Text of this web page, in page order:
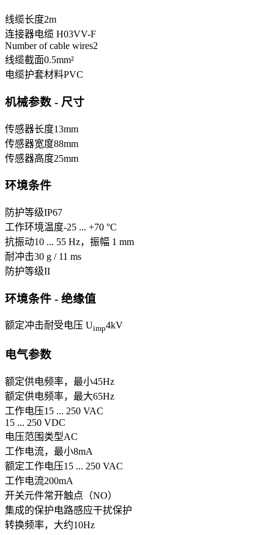
线缆长度2m
连接器电缆 H03VV-F
Number of cable wires2
线缆截面0.5mm²
电缆护套材料PVC
机械参数 - 尺寸
传感器长度13mm
传感器宽度88mm
传感器高度25mm
环境条件
防护等级IP67
工作环境温度-25 ... +70 °C
抗振动10 ... 55 Hz，振幅 1 mm
耐冲击30 g / 11 ms
防护等级II
环境条件 - 绝缘值
额定冲击耐受电压 Uimp4kV
电气参数
额定供电频率，最小45Hz
额定供电频率，最大65Hz
工作电压15 ... 250 VAC
15 ... 250 VDC
电压范围类型AC
工作电流，最小8mA
额定工作电压15 ... 250 VAC
工作电流200mA
开关元件常开触点（NO）
集成的保护电路感应干扰保护
转换频率，大约10Hz